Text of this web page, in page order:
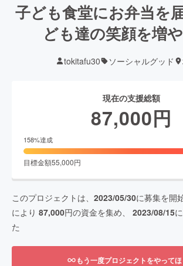
子ども食堂にお弁当を
ども達の笑顔を増
tokitafu30 ソーシャルグッド
現在の支援総額
87,000円
158%達成
目標金額55,000円
このプロジェクトは、 2023/05/30に募集を開
により 87,000円の資金を集め、 2023/08/15
た
もう一度プロジェクトをやって